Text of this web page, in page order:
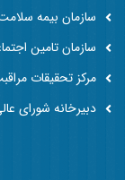
سازمان بیمه
سازمان تامین
مرکز تحقیقات
دبیرخانه شورای